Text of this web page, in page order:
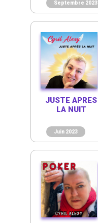
Septembre 2023
Juin 2023
JUSTE APRES
LA NUIT